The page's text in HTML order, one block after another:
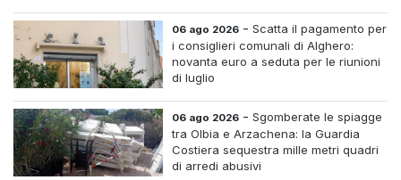
case di riposo.
06 ago 2026 -Scatta il pagamento per
i consiglieri comunali di Alghero:
novanta euro a seduta per le riunioni
di luglio
06 ago 2026 -Sgomberate le spiagge
tra Olbia e Arzachena: la Guardia
Costiera sequestra mille metri quadri
di arredi abusivi